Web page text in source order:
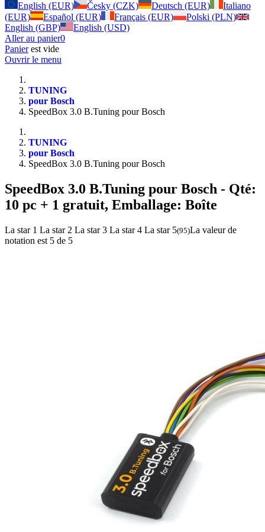
English (EUR)
Česky (CZK) Deutsch (EUR)
Italiano
(EUR)
Español (EUR) Français (EUR)
Polski (PLN)
English (GBP)
English (USD)
Aller au panier0
Panierest vide
Ouvrir le menu
TUNING
pour Bosch
SpeedBox 3.0 B.Tuning pour Bosch
TUNING
pour Bosch
SpeedBox 3.0 B.Tuning pour Bosch
SpeedBox 3.0 B.Tuning pour Bosch - Qté:
10 pc + 1 gratuit, Emballage: Boîte
La star 1 La star 2 La star 3 La star 4 La star 5(95)La valeur de
notation est 5 de 5